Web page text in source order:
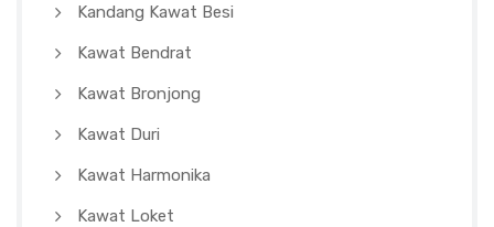
Kandang Kawat Besi
Kawat Bendrat
Kawat Bronjong
Kawat Duri
Kawat Harmonika
Kawat Loket